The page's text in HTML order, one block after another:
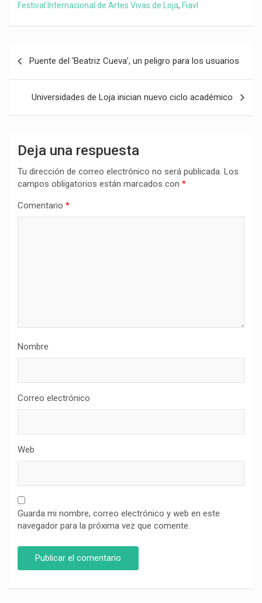
Festival Internacional de Artes Vivas de Loja, Fiavl
entradas
Puente del ‘Beatriz Cueva’, un peligro para los usuarios
Universidades de Loja inician nuevo ciclo académico
Deja una respuesta
Tu dirección de correo electrónico no será publicada. Los
campos obligatorios están marcados con *
Comentario *
Nombre
Correo electrónico
Web
Guarda mi nombre, correo electrónico y web en este
navegador para la próxima vez que comente.